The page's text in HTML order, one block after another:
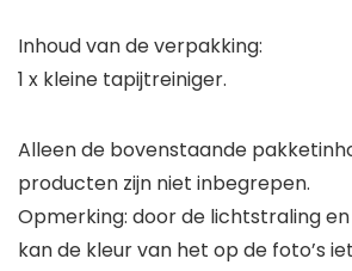
Inhoud van de verpakking:
1 x kleine tapijtreiniger.
Alleen de bovenstaande
producten zijn niet inbegrepen.
Opmerking: door de lichtstraling
kan de kleur van het op de foto’s